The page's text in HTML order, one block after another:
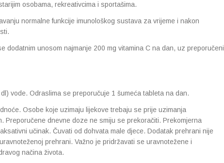
osobama, rekreativcima i sportašima.
normalne funkcije imunološkog sustava za vrijeme i nakon
dodatnim unosom najmanje 200 mg vitamina C na dan, uz preporučeni
vode. Odraslima se preporučuje 1 šumeća tableta na dan.
Osobe koje uzimaju lijekove trebaju se prije uzimanja
Preporučene dnevne doze ne smiju se prekoračiti. Prekomjerna
učinak. Čuvati od dohvata male djece. Dodatak prehrani nije
prehrani. Važno je pridržavati se uravnotežene i
načina života.